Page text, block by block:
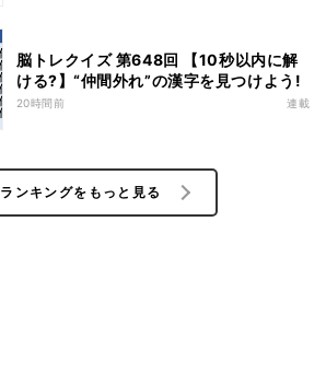
脳トレクイズ 第648回 【10秒以内に解
ける?】“仲間外れ”の漢字を見つけよう!
20時間前 連載
ランキングをもっと見る